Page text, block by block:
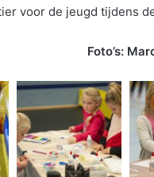
voor de jeugd tijdens
Foto’s: